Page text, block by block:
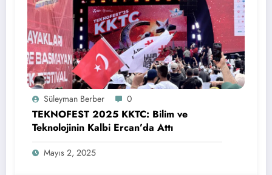
Süleyman Berber 0
TEKNOFEST 2025 KKTC: Bilim ve
Teknolojinin Kalbi Ercan’da Attı
Mayıs 2, 2025